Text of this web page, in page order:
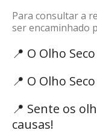
Para consultar a
ser encaminhado
📍 O Olho
📍 O Olho
📍 Sente os
causas!